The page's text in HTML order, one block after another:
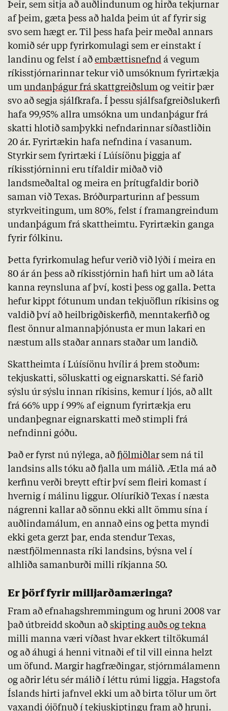
Þeir, sem sitja að auðlindunum og hirða tekjurnar
af þeim, gæta þess að halda þeim út af fyrir sig
svo sem hægt er. Til þess hafa þeir meðal annars
komið sér upp fyrirkomulagi sem er einstakt í
landinu og felst í að embættisnefnd á vegum
ríkisstjórnarinnar tekur við umsóknum fyrirtækja
um undanþágur frá skattgreiðslum og veitir þær
svo að segja sjálfkrafa. Í þessu sjálfsafgreiðslukerfi
hafa 99,95% allra umsókna um undanþágur frá
skatti hlotið samþykki nefndarinnar síðastliðin
20 ár. Fyrirtækin hafa nefndina í vasanum.
Styrkir sem fyrirtæki í Lúísíönu þiggja af
ríkisstjórninni eru tífaldir miðað við
landsmeðaltal og meira en þrítugfaldir borið
saman við Texas. Bróðurparturinn af þessum
styrkveitingum, um 80%, felst í framangreindum
undanþágum frá skattheimtu. Fyrirtækin ganga
fyrir fólkinu.
Þetta fyrirkomulag hefur verið við lýði í meira en
80 ár án þess að ríkisstjórnin hafi hirt um að láta
kanna reynsluna af því, kosti þess og galla. Þetta
hefur kippt fótunum undan tekjuöflun ríkisins og
valdið því að heilbrigðiskerfið, menntakerfið og
flest önnur almannaþjónusta er mun lakari en
næstum alls staðar annars staðar um landið.
Skattheimta í Lúísíönu hvílir á þrem stoðum:
tekjuskatti, söluskatti og eignarskatti. Sé farið
sýslu úr sýslu innan ríkisins, kemur í ljós, að allt
frá 66% upp í 99% af eignum fyrirtækja eru
undanþegnar eignarskatti með stimpli frá
nefndinni góðu.
Það er fyrst nú nýlega, að fjölmiðlarsem ná til
landsins alls tóku að fjalla um málið. Ætla má að
kerfinu verði breytt eftir því sem fleiri komast í
hvernig í málinu liggur. Olíuríkið Texas í næsta
nágrenni kallar að sönnu ekki allt ömmu sína í
auðlindamálum, en annað eins og þetta myndi
ekki geta gerzt þar, enda stendur Texas,
næstfjölmennasta ríki landsins, býsna vel í
alhliða samanburði milli ríkjanna 50.
Er þörf fyrir milljarðamæringa?
Fram að efnahagshremmingum og hruni 2008 var
það útbreidd skoðun að skipting auðs og tekna
milli manna væri víðast hvar ekkert tiltökumál
og að áhugi á henni vitnaði ef til vill einna helzt
um öfund. Margir hagfræðingar, stjórnmálamenn
og aðrir létu sér málið í léttu rúmi liggja. Hagstofa
Íslands hirti jafnvel ekki um að birta tölur um ört
vaxandi ójöfnuð í tekjuskiptingu fram að hruni.